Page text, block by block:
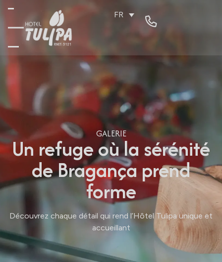
FR
GALERIE
Un refuge où la sérénité
de Bragança prend
forme
Découvrez chaque détail qui rend l’Hôtel Tulipa unique et
accueillant